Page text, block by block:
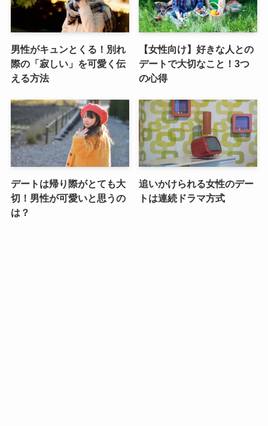
男性がキュンとくる！別れ
際の「寂しい」を可愛く伝
える方法
【女性向け】好きな人との
デートで大切なこと！3つ
の心得
デートは帰り際がとても大
切！男性が可愛いと思うの
は？
追いかけられる女性のデー
トは連続ドラマ方式